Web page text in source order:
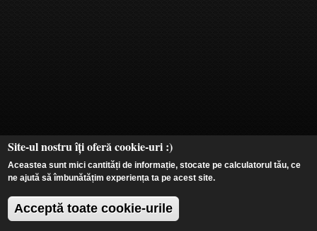
Site-ul nostru îți oferă cookie-uri :)
Aceastea sunt mici cantități de informație, stocate pe calculatorul tău, ce
ne ajută să îmbunătățim experiența ta pe acest site.
Acceptă toate cookie-urile